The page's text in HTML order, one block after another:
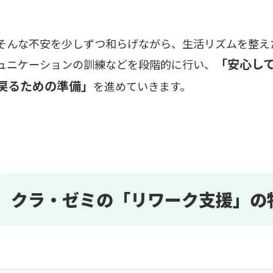
んな不安を少しずつ和らげながら、生活リズムを整
ニケーションの訓練などを段階的に行い、
「安心
るための準備」 を進めていきます。
クラ・ゼミの「リワーク支援」の